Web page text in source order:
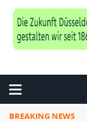
BREAKING NEWS